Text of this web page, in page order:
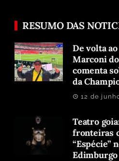
RESUMO DAS
De volta
Marconi
comenta
da
12 de
Teatro
fronteiras
“Espécie”
Edimburgo